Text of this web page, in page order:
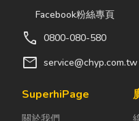
於西洋情人
了東方的浪漫
色彩與儀式
著生活節奏加
用
機
Facebook粉絲專頁
call 0800-080-580
mail service@chyp.com.tw
SuperhiPage
關於我們